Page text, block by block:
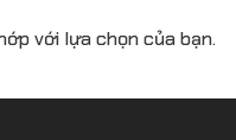
với lựa chọn của bạn.